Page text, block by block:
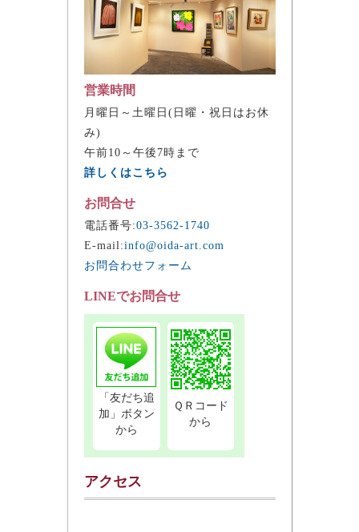
営業時間
月曜日～土曜日(日曜・祝日はお休
み)
午前10～午後7時まで
詳しくはこちら
お問合せ
電話番号:03-3562-1740
E-mail:info@oida-art.com
お問合わせフォーム
LINEでお問合せ
「友だち追
加」ボタン
から
ＱＲコード
から
アクセス